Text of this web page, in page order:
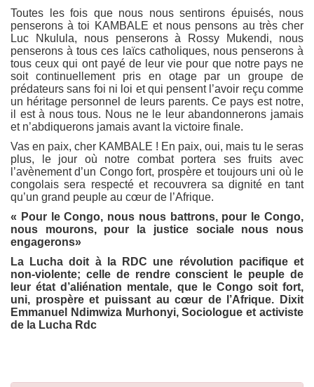
Toutes les fois que nous nous sentirons épuisés, nous
penserons à toi KAMBALE et nous pensons au très cher
Luc Nkulula, nous penserons à Rossy Mukendi, nous
penserons à tous ces laïcs catholiques, nous penserons à
tous ceux qui ont payé de leur vie pour que notre pays ne
soit continuellement pris en otage par un groupe de
prédateurs sans foi ni loi et qui pensent l’avoir reçu comme
un héritage personnel de leurs parents. Ce pays est notre,
il est à nous tous. Nous ne le leur abandonnerons jamais
et n’abdiquerons jamais avant la victoire finale.
Vas en paix, cher KAMBALE ! En paix, oui, mais tu le seras
plus, le jour où notre combat portera ses fruits avec
l’avènement d’un Congo fort, prospère et toujours uni où le
congolais sera respecté et recouvrera sa dignité en tant
qu’un grand peuple au cœur de l’Afrique.
« Pour le Congo, nous nous battrons, pour le Congo,
nous mourons, pour la justice sociale nous nous
engagerons»
La Lucha doit à la RDC une révolution pacifique et
non-violente; celle de rendre conscient le peuple de
leur état d’aliénation mentale, que le Congo soit fort,
uni, prospère et puissant au cœur de l’Afrique. Dixit
Emmanuel Ndimwiza Murhonyi, Sociologue et activiste
de la Lucha Rdc